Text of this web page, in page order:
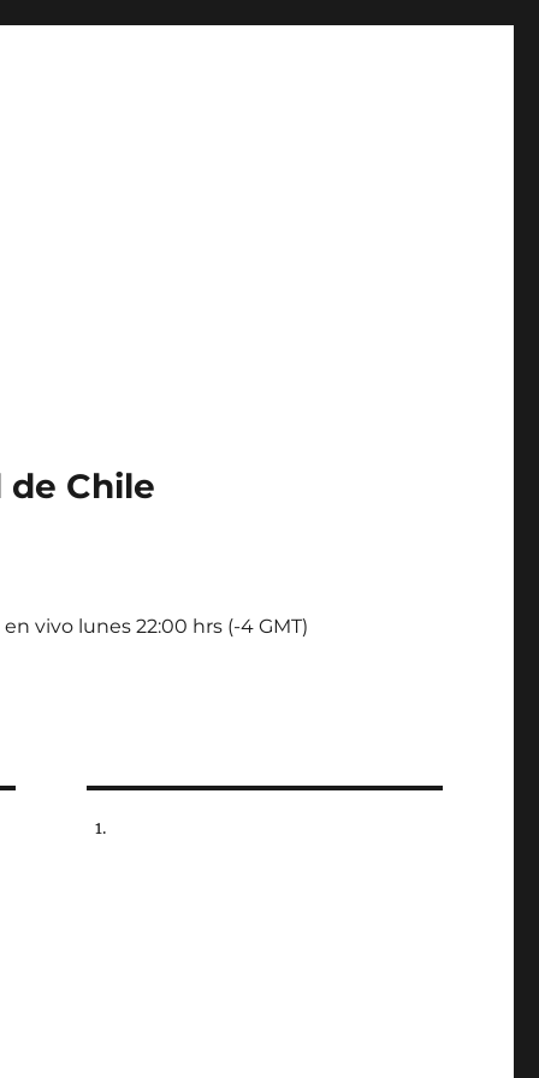
de Chile
en vivo lunes 22:00 hrs (-4 GMT)